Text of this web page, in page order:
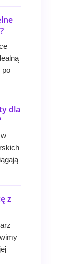
po
dla
z